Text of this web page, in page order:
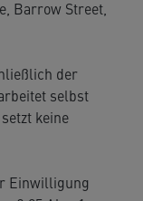
Barrow Street,
der
selbst
keine
Einwilligung